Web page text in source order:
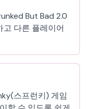
But Bad 2.0
다른 플레이어
스프런키) 게임